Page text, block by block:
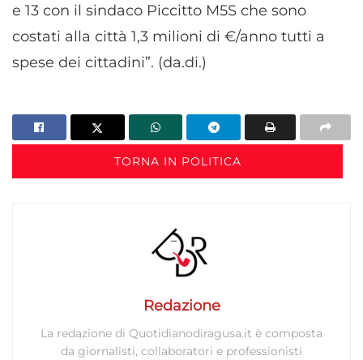
Utilizzare dati di geolocalizzazione precisi,
Riconoscere i dispositivi in base a informazioni
richieste attivamente.
e presentare pubblicità e contenuto,
Salvare e comunicare le scelte sulla
Sempre attivo
e 13 con il sindaco Piccitto M5S che sono
costati alla città 1,3 milioni di €/anno tutti a
spese dei cittadini”. (da.di.)
TORNA IN POLITICA
Redazione
La redazione di Quotidianodiragusa.it è composta
da giornalisti, collaboratori e professionisti